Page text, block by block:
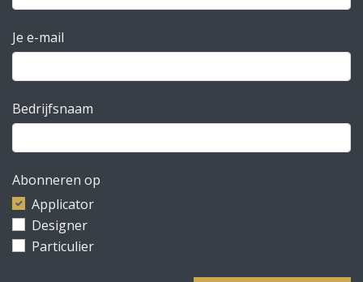
Je e-mail
Bedrijfsnaam
Abonneren op
Applicator
Designer
Particulier